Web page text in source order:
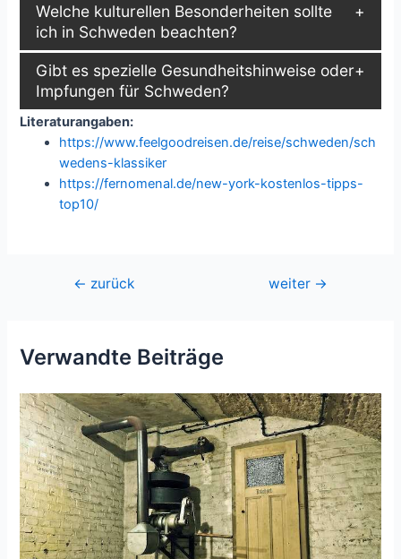
Welche kulturellen Besonderheiten sollte
ich in Schweden beachten?
Gibt es spezielle Gesundheitshinweise oder
Impfungen für Schweden?
Literaturangaben:
https://www.feelgoodreisen.de/reise/schweden/sch
wedens-klassiker
https://fernomenal.de/new-york-kostenlos-tipps-
top10/
Beitragsnavigation
← zurück weiter →
Verwandte Beiträge